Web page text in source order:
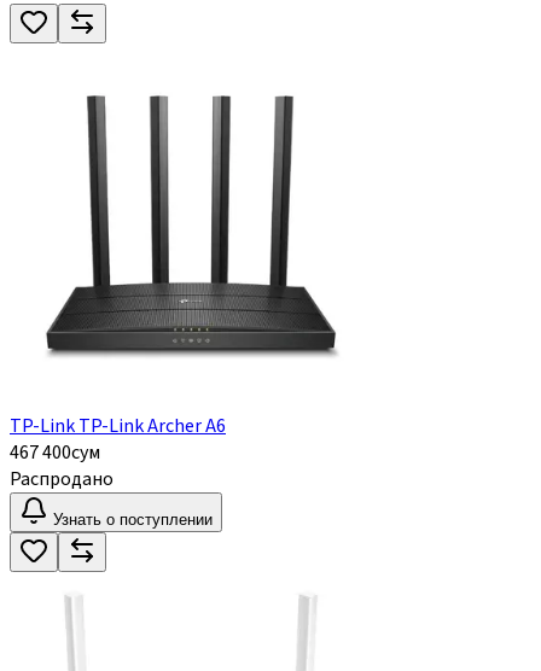
TP-Link TP-Link Archer A6
467 400сум
Распродано
Узнать о поступлении